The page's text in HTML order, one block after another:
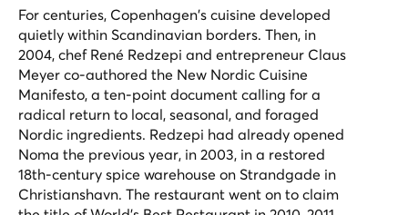
For centuries, Copenhagen's cuisine developed
quietly within Scandinavian borders. Then, in
2004, chef René Redzepi and entrepreneur Claus
Meyer co-authored the New Nordic Cuisine
Manifesto, a ten-point document calling for a
radical return to local, seasonal, and foraged
Nordic ingredients. Redzepi had already opened
Noma the previous year, in 2003, in a restored
18th-century spice warehouse on Strandgade in
Christianshavn. The restaurant went on to claim